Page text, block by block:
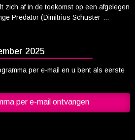
zich af in de toekomst op een afgelegen
Predator (Dimitrius Schuster-
zijn clan, een onverwachte alliantie
2025
per e-mail en u bent als eerste
per e-mail ontvangen